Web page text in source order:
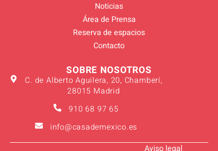
Noticias
Área de Prensa
Reserva de espacios
Contacto
SOBRE NOSOTROS
C. de Alberto Aguilera, 20, Chamberí,
28015 Madrid
910 68 97 65
info@casademexico.es